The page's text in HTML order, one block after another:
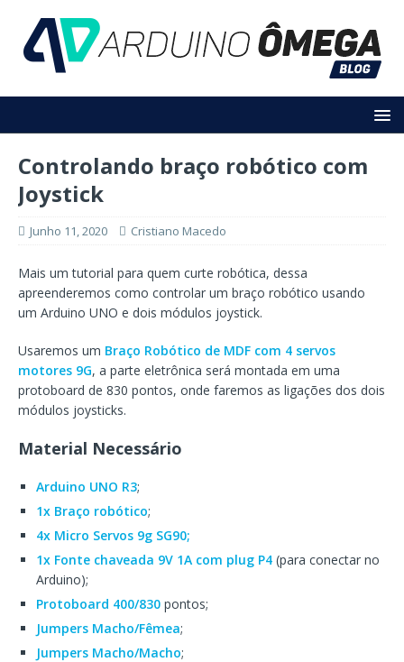
Controlando braço robótico com
Joystick
Junho 11, 2020 Cristiano Macedo
Mais um tutorial para quem curte robótica, dessa
apreenderemos como controlar um braço robótico usando
um Arduino UNO e dois módulos joystick.
Usaremos um Braço Robótico de MDF com 4 servos
motores 9G, a parte eletrônica será montada em uma
protoboard de 830 pontos, onde faremos as ligações dos dois
módulos joysticks.
Material Necessário
Arduino UNO R3;
1x Braço robótico;
4x Micro Servos 9g SG90;
1x Fonte chaveada 9V 1A com plug P4 (para conectar no
Arduino);
Protoboard 400/830 pontos;
Jumpers Macho/Fêmea;
Jumpers Macho/Macho;